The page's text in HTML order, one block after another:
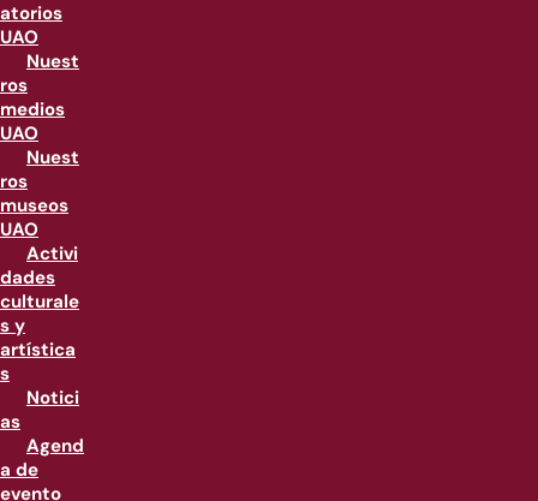
atorios
UAO
Nuest
ros
medios
UAO
Nuest
ros
museos
UAO
Activi
dades
culturale
s y
artística
s
Notici
as
Agend
a de
evento